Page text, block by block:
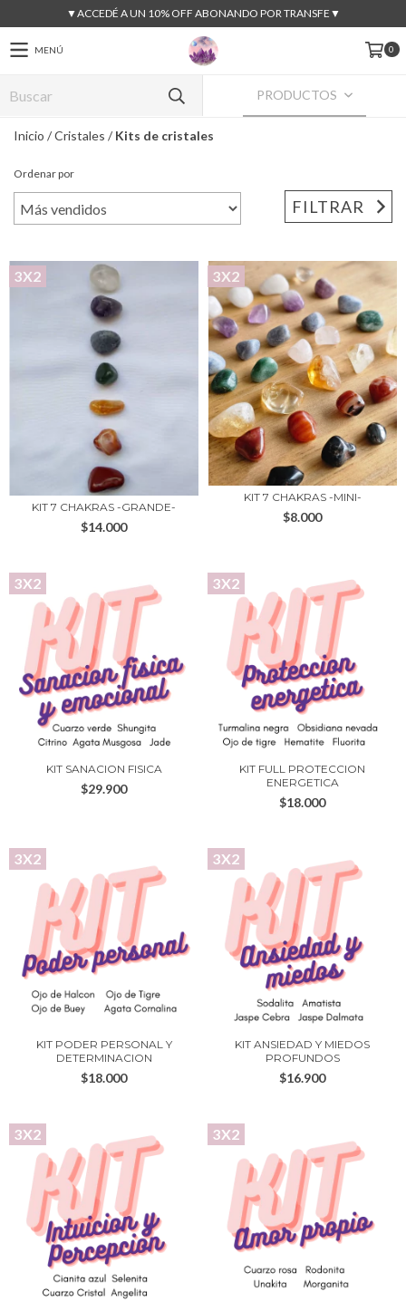
▼ACCEDÉ A UN 10% OFF ABONANDO POR TRANSFE▼
MENÚ 0
PRODUCTOS
Inicio /Cristales / Kits de cristales
Ordenar por
FILTRAR
3X2
KIT 7 CHAKRAS -GRANDE-
$14.000
3X2
KIT 7 CHAKRAS -MINI-
$8.000
3X2
KIT SANACION FISICA
$29.900
3X2
KIT FULL PROTECCION
ENERGETICA
$18.000
3X2
KIT PODER PERSONAL Y
DETERMINACION
$18.000
3X2
KIT ANSIEDAD Y MIEDOS
PROFUNDOS
$16.900
3X2 3X2